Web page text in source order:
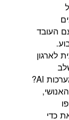
העובד
לארגון
בתהליכים הארגוניים נכון לעשות שימוש במערכות AI?
כדי